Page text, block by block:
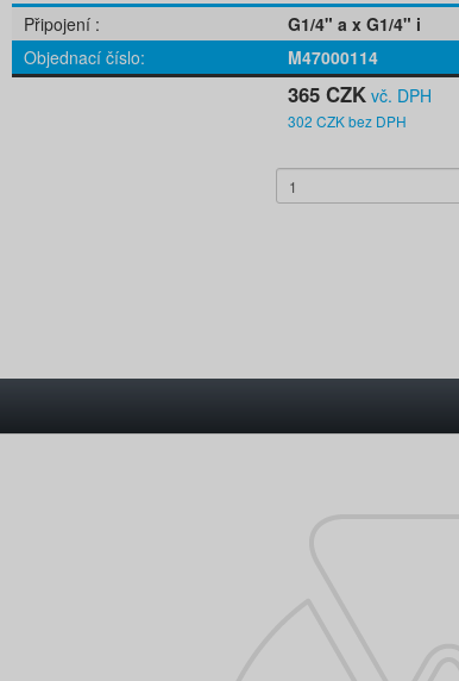
Připojení
G1/4" a x G1/4" i
Objednací číslo
M47000114
365 CZK vč. DPH
302 CZK bez DPH